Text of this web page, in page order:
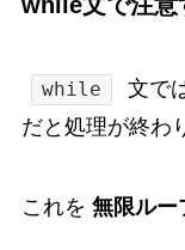
while 文で
だと処理が終わ
これを 無限ルー